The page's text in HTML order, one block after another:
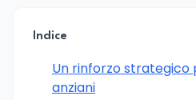
Indice
Un rinforzo strategico
anziani